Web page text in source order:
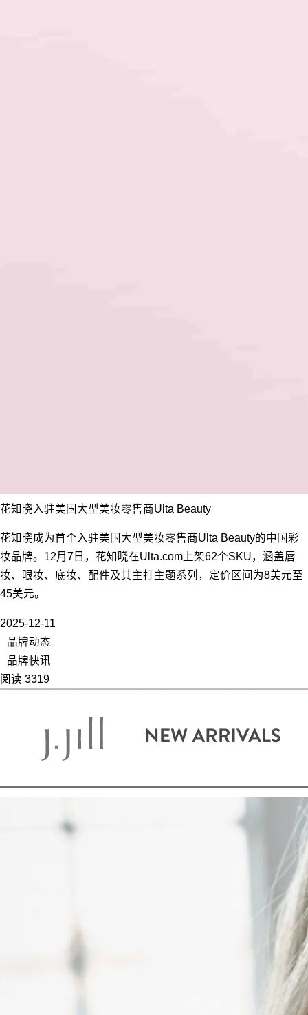
花知晓入驻美国大型美妆零售商Ulta Beauty
花知晓成为首个入驻美国大型美妆零售商Ulta Beauty的中国彩
妆品牌。12月7日，花知晓在Ulta.com上架62个SKU，涵盖唇
妆、眼妆、底妆、配件及其主打主题系列，定价区间为8美元至
45美元。
2025-12-11
品牌动态
品牌快讯
阅读 3319